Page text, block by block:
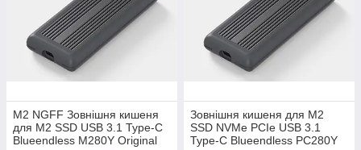
M2 NGFF Зовнішня кишеня
для M2 SSD USB 3.1 Type-C
Blueendless M280Y Original
Зовнішня кишеня для M2
SSD NVMe PCIe USB 3.1
Type-C Blueendless PC280Y